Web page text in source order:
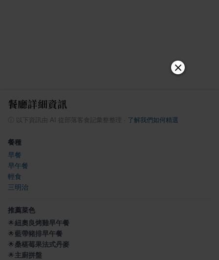
餐廳詳細資訊
ⓘ 以下資訊由 AI 從部落客食記彙整整理 了解我們如何精選
餐種
早餐
早午餐
輕食
三明治
推薦菜色
🌟紐奧良烤雞早午餐
🌟藍帶豬排早午餐
🌟桑椹莓果法式丹麥
🌟主廚拼盤